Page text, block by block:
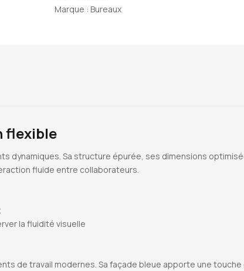
Marque : Bureaux
flexible
dynamiques. Sa structure épurée, ses dimensions
fluide entre collaborateurs.
la fluidité visuelle
de travail modernes. Sa façade bleue apporte une